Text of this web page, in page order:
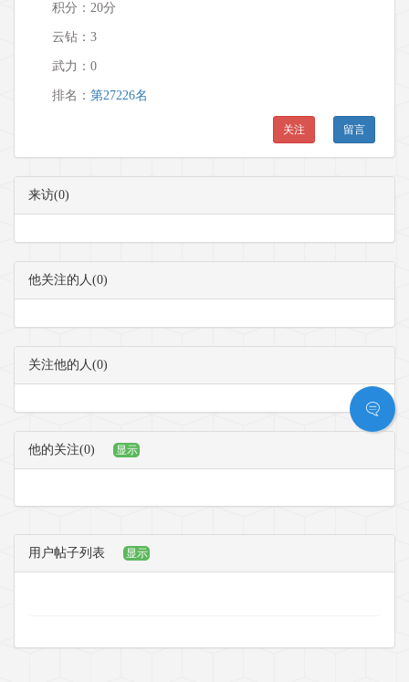
积分：20分
云钻：3
武力： 0
排名： 第27226名
留言
关注
来访(0)
他关注的人(0)
关注他的人(0)
他的关注(0) 显示
用户帖子列表 显示